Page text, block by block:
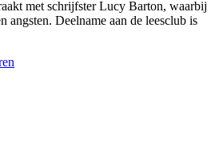
met schrijfster Lucy Barton, waarbij
angsten. Deelname aan de leesclub is